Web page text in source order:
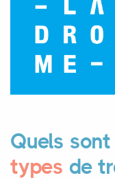
Quels sont
types de